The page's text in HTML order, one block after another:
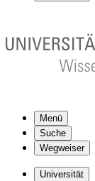
Menü
Suche
Wegweiser
Universität